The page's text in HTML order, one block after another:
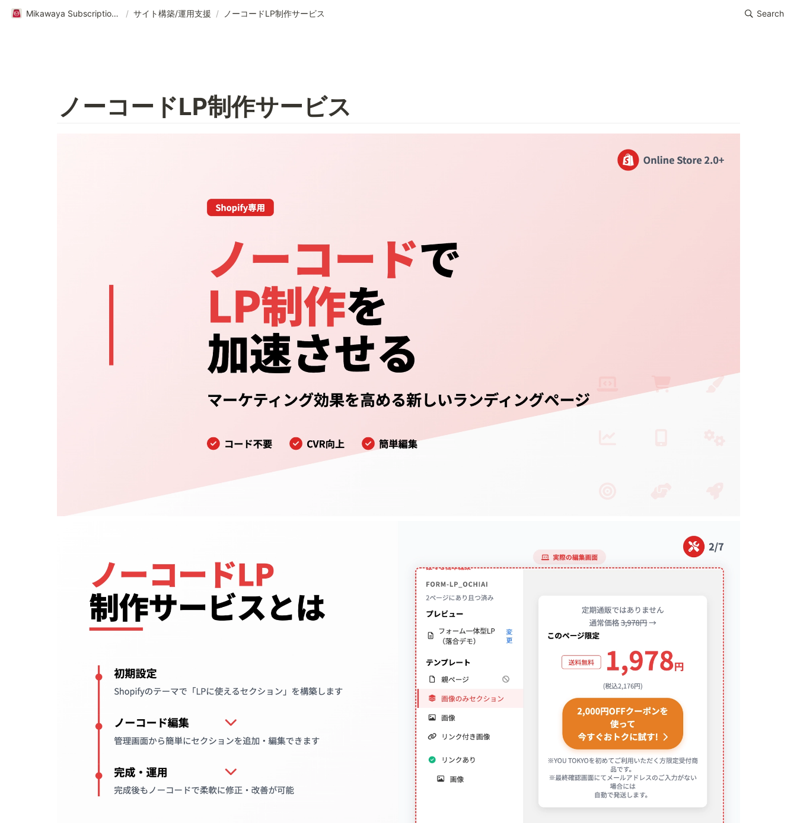
Mikawaya Subscriptionヘルプページ｜ご利用ガイド / サイト構築/運用支援 / ノーコードLP制作サービス Search
ノーコードLP制作サービス